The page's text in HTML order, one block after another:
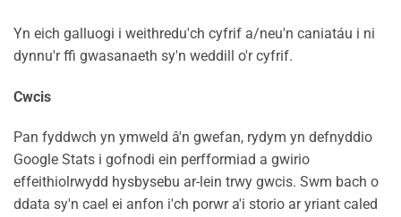
Yn eich galluogi i weithredu'ch cyfrif a/neu'n caniatáu i ni
dynnu'r ffi gwasanaeth sy'n weddill o'r cyfrif.
Cwcis
Pan fyddwch yn ymweld â'n gwefan, rydym yn defnyddio
Google Stats i gofnodi ein perfformiad a gwirio
effeithiolrwydd hysbysebu ar-lein trwy gwcis. Swm bach o
ddata sy'n cael ei anfon i'ch porwr a'i storio ar yriant caled